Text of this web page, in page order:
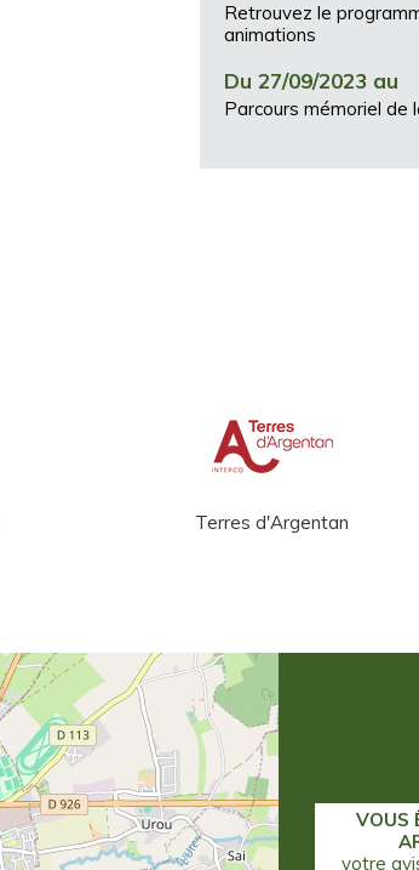
Retrouvez le
animations
Du 27/09/2023 au
Parcours mémoriel de
Terres d'Argentan
VOUS
votre